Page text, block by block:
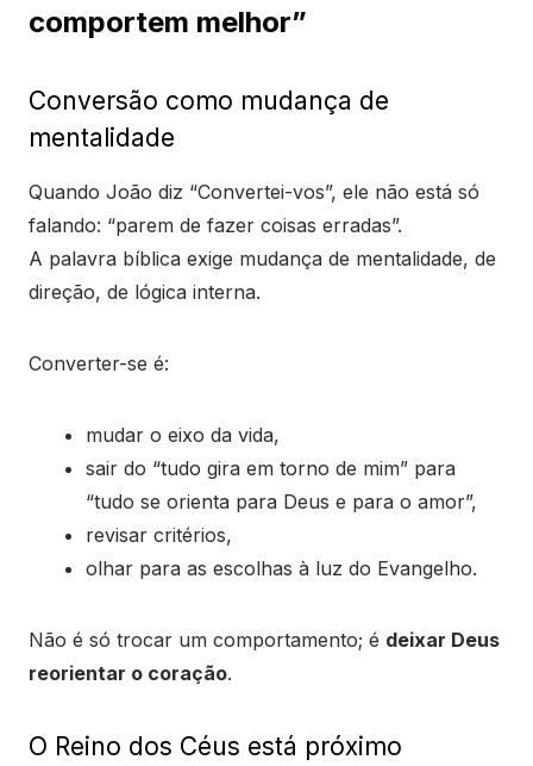
comportem melhor”
Conversão como mudança de
mentalidade
Quando João diz “Convertei-vos”, ele não está só
falando: “parem de fazer coisas erradas”.
A palavra bíblica exige mudança de mentalidade, de
direção, de lógica interna.
Converter-se é:
mudar o eixo da vida,
sair do “tudo gira em torno de mim” para
“tudo se orienta para Deus e para o amor”,
revisar critérios,
olhar para as escolhas à luz do Evangelho.
Não é só trocar um comportamento; é deixar Deus
reorientar o coração.
O Reino dos Céus está próximo